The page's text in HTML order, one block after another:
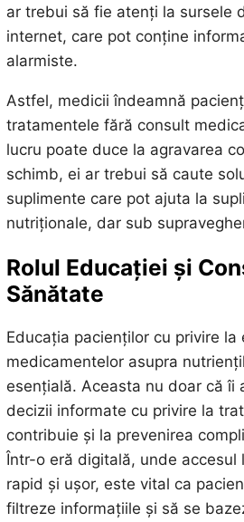
ar trebui să fie atenți la sursele
internet, care pot conține
alarmiste.
Astfel, medicii îndeamnă
tratamentele fără consult
lucru poate duce la agravarea
schimb, ei ar trebui să caute
suplimente care pot ajuta la
nutriționale, dar sub
Rolul Educației și
Sănătate
Educația pacienților cu privire la
medicamentelor asupra
esențială. Aceasta nu doar că îi
decizii informate cu privire la
contribuie și la prevenirea
Într-o eră digitală, unde accesul
rapid și ușor, este vital ca
filtreze informațiile și să se